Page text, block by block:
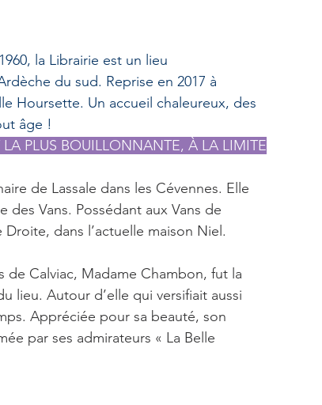
la Librairie est un lieu
du sud. Reprise en 2017 à
Hoursette. Un accueil chaleureux, des
âge !
PLUS BOUILLONNANTE, À LA LIMITE
de Lassale dans les Cévennes. Elle
Vans. Possédant aux Vans de
dans l’actuelle maison Niel.
de Calviac, Madame Chambon, fut la
lieu. Autour d’elle qui versifiait aussi
Appréciée pour sa beauté, son
par ses admirateurs « La Belle